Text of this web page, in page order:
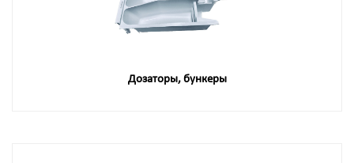
Дозаторы, бункеры